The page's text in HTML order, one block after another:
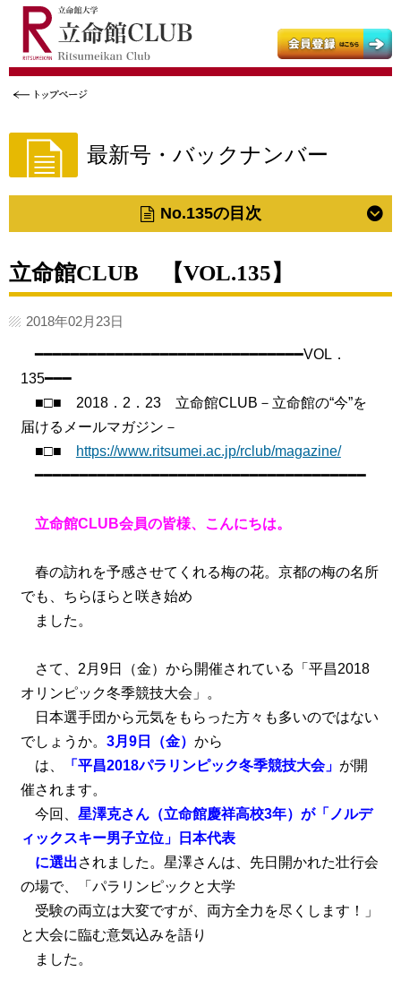
立命館大学 立命館大学父母教育後援会
最新号・バックナンバー
No.135の目次
立命館CLUB 【VOL.135】
2018年02月23日
━━━━━━━━━━━━━━━━━━━━━━━━━━━━━━VOL．
135━━━
■□■ 2018．2．23 立命館CLUB－立命館の“今”を
届けるメールマガジン－
■□■
https://www.ritsumei.ac.jp/rclub/magazine/
━━━━━━━━━━━━━━━━━━━━━━━━━━━━━━━━━━━━━
立命館CLUB会員の皆様、こんにちは。
春の訪れを予感させてくれる梅の花。京都の梅の名所
でも、ちらほらと咲き始め
ました。
さて、2月9日（金）から開催されている「平昌2018
オリンピック冬季競技大会」。
日本選手団から元気をもらった方々も多いのではない
でしょうか。 3月9日（金） から
は、
「平昌2018パラリンピック冬季競技大会」 が開
催されます。
今回、 星澤克さん（立命館慶祥高校3年）が「ノルデ
ィックスキー男子立位」日本代表
に選出されました。星澤さんは、先日開かれた壮行会
の場で、「パラリンピックと大学
受験の両立は大変ですが、両方全力を尽くします！」
と大会に臨む意気込みを語り
ました。